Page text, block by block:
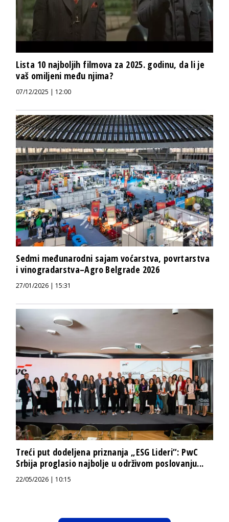
Lista 10 najboljih filmova za 2025. godinu, da li je
vaš omiljeni među njima?
07/12/2025 | 12:00
Sedmi međunarodni sajam voćarstva, povrtarstva
i vinogradarstva–Agro Belgrade 2026
27/01/2026 | 15:31
Treći put dodeljena priznanja „ESG Lideri“: PwC
Srbija proglasio najbolje u održivom poslovanju...
22/05/2026 | 10:15